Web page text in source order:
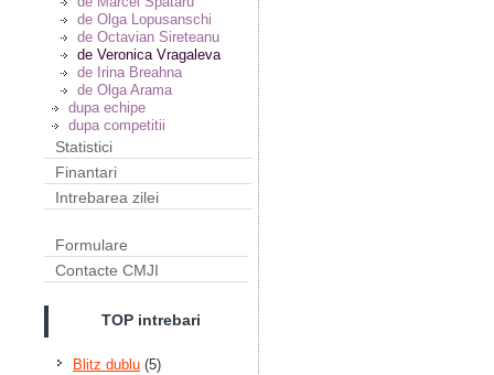
de Olga Lopusanschi
de Octavian Sireteanu
de Veronica Vragaleva
de Irina Breahna
de Olga Arama
dupa echipe
dupa competitii
Statistici
Finantari
Intrebarea zilei
Formulare
Contacte CMJI
TOP intrebari
Blitz dublu (5)